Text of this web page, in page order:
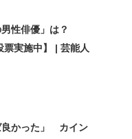
性俳優」は？
票実施中】 | 芸能人
良かった」 カイン